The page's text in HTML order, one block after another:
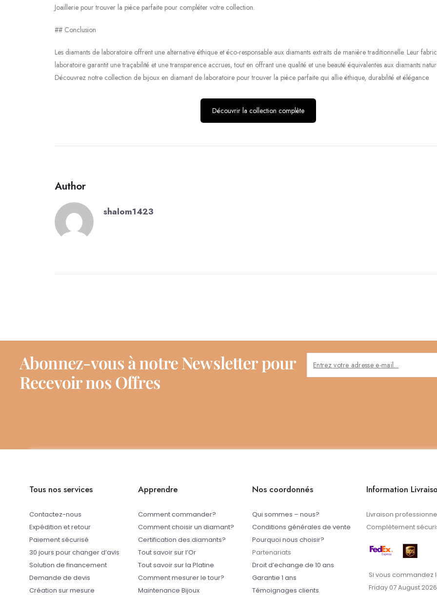
Joaillerie pour trouver la pièce parfaite pour compléter votre collection.
## Conclusion
Les diamants de laboratoire offrent une alternative éthique et éco-responsable aux diamants extraits de manière traditionnelle. Leur
laboratoire garantit une traçabilité et une transparence accrues, tout en offrant une qualité et une beauté équivalentes aux diamants
Découvrez notre collection de bijoux en diamant de laboratoire pour trouver la pièce parfaite qui allie éthique, durabilité et élégance.
Découvrir la collection complète
Author
shalom1423
Abonnez-vous à notre Newsletter pour
Recevoir nos Offres
Tous nos services
Contactez-nous
Expédition et retour
Paiement sécurisé
30 jours pour changer d’avis
Solution de financement
Demande de devis
Création sur mesure
Apprendre
Comment commander?
Comment choisir un diamant?
Certification des diamants?
Tout savoir sur l’Or
Tout savoir sur la Platine
Comment mesurer le tour?
Maintenance Bijoux
Nos coordonnés
Qui sommes – nous?
Conditions générales de vente
Pourquoi nous choisir?
Partenariats
Droit d’echange de 10 ans
Garantie 1 ans
Témoignages clients
Information
Livraison
Complètement
Si vous commandez
Friday 07 August 2026